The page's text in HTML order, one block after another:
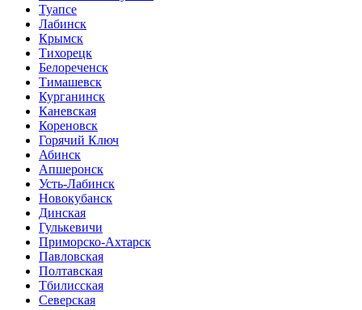
Туапсе
Лабинск
Крымск
Тихорецк
Белореченск
Тимашевск
Курганинск
Каневская
Кореновск
Горячий Ключ
Абинск
Апшеронск
Усть-Лабинск
Новокубанск
Динская
Гулькевичи
Приморско-Ахтарск
Павловская
Полтавская
Тбилисская
Северская